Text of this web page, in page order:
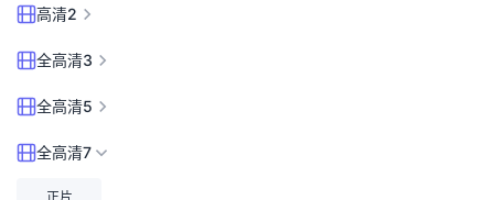
高清2
全高清3
全高清5
全高清7